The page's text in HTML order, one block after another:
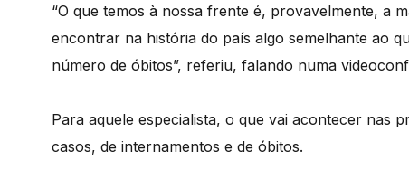
“O que temos à nossa frente é, provavelmente, a
encontrar na história do país algo semelhante ao
número de óbitos”, referiu, falando numa
Para aquele especialista, o que vai acontecer nas
casos, de internamentos e de óbitos.